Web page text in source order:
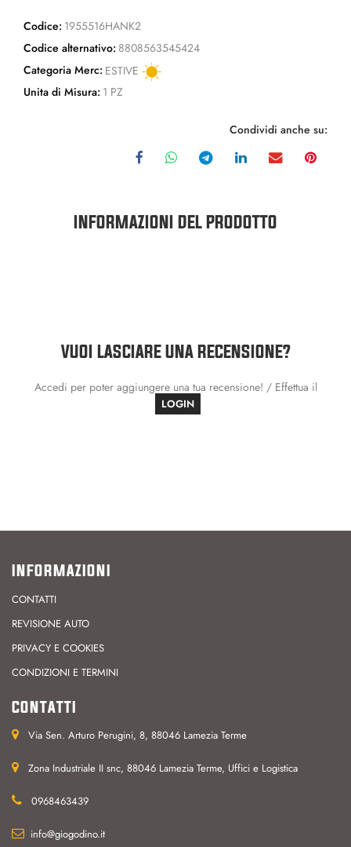
Codice: 1955516HANK2
Codice alternativo: 8808563545424
Categoria Merc: ESTIVE
Unita di Misura: 1 PZ
Condividi anche su:
INFORMAZIONI DEL PRODOTTO
VUOI LASCIARE UNA RECENSIONE?
Accedi per poter aggiungere una tua recensione! / Effettua il
LOGIN
INFORMAZIONI
CONTATTI
REVISIONE AUTO
PRIVACY E COOKIES
CONDIZIONI E TERMINI
CONTATTI
Via Sen. Arturo Perugini, 8, 88046 Lamezia Terme
Zona Industriale II snc, 88046 Lamezia Terme, Uffici e Logistica
0968463439
info@giogodino.it